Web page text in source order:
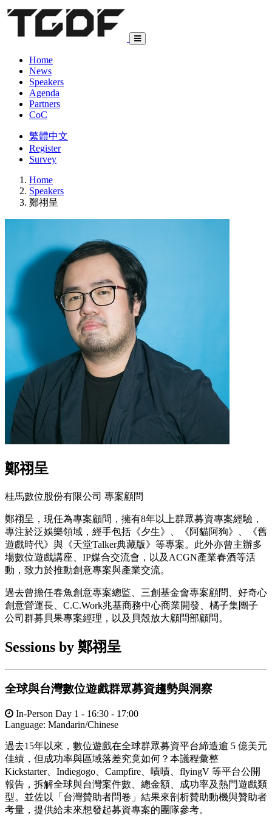
Home
News
Speakers
Agenda
Partners
CoC
繁體中文
Register
Survey
Home
Speakers
鄭祤呈
鄭祤呈
桂馬數位股份有限公司 專案顧問
鄭祤呈，現任為專案顧問，擁有8年以上群眾募資專案經驗，
專注於泛娛樂領域，經手包括《夕生》、《阿貓阿狗》、《舊
遊戲時代》與《天堂Talker典藏版》等專案。此外亦曾主辦多
場數位遊戲講座、IP媒合交流會，以及ACGN產業春酒等活
動，致力於推動創意專案與產業交流。
過去曾擔任春魚創意專案總監、三創基金會專案顧問、好奇心
創意營運長、C.C.Work兆基商務中心商業開發、橘子集團子
公司群募貝果專案經理，以及貝殼放大顧問部顧問。
Sessions by 鄭祤呈
全球與台灣數位遊戲群眾募資趨勢與洞察
In-Person Day 1 - 16:30 - 17:00
Language: Mandarin/Chinese
過去15年以來，數位遊戲在全球群眾募資平台締造逾 5 億美元
佳績，但成功率與區域落差究竟如何？本議程彙整
Kickstarter、Indiegogo、Campfire、嘖嘖、flyingV 等平台公開
報告，拆解全球與台灣案件數、總金額、成功率及熱門遊戲類
型。並佐以「台灣贊助者問卷」結果來剖析贊助動機與贊助者
考量，提供給未來想發起募資專案的團隊參考。